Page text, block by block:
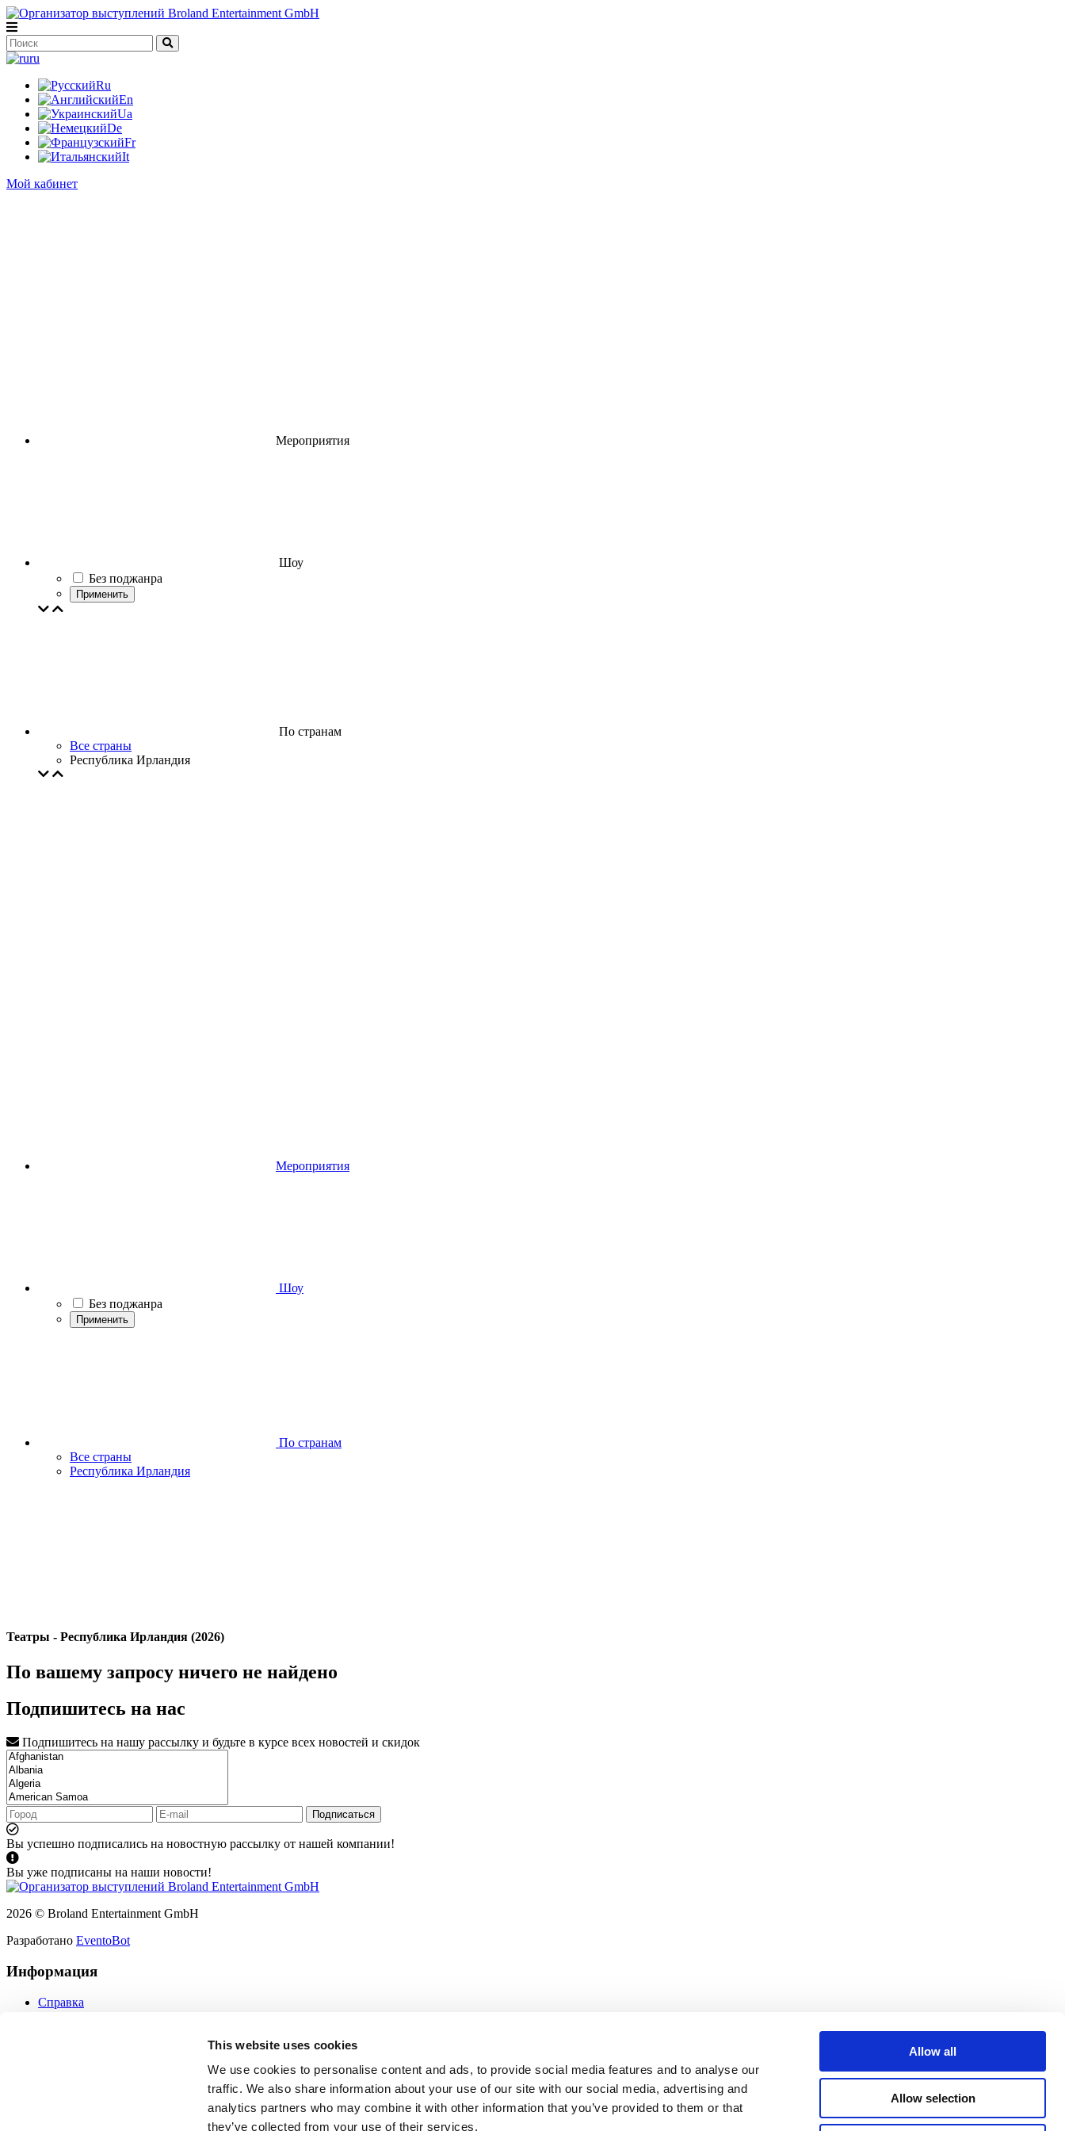
This website uses cookies
We use cookies to personalise content and ads, to provide social media features and to analyse our
traffic. We also share information about your use of our site with our social media, advertising and
analytics partners who may combine it with other information that you’ve provided to them or that
they’ve collected from your use of their services.
Allow all
Allow selection
ru
Ru
En
Ua
De
Fr
It
Мой кабинет
Мероприятия
Шоу
Без поджанра
Применить
По странам
Все страны
Республика Ирландия
Мероприятия
Шоу
Без поджанра
Применить
По странам
Все страны
Республика Ирландия
Театры - Республика Ирландия (2026)
По вашему запросу ничего не найдено
Подпишитесь на нас
Подпишитесь на нашу рассылку и будьте в курсе всех новостей и скидок
Подписаться
Вы успешно подписались на новостную рассылку от нашей компании!
Вы уже подписаны на наши новости!
2026 © Broland Entertainment GmbH
Разработано EventoBot
Информация
Справка